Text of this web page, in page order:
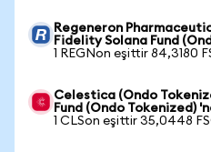
Regeneron
Fidelity Solana Fund
1 REGNon eşittir 84,3180
Celestica (Ondo
Fund (Ondo Tokenized)
1 CLSon eşittir 35,0448